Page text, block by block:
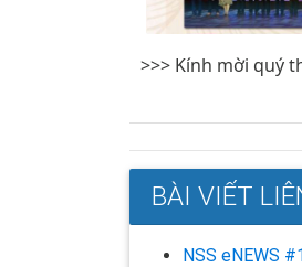
>>> Kính mời quý
BÀI VIẾT
NSS eNEWS